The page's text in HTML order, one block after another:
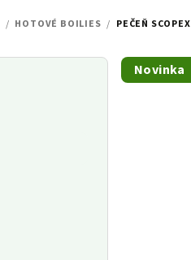
/ HOTOVÉ BOILIES / PEČEŇ SCOPEX
Novinka